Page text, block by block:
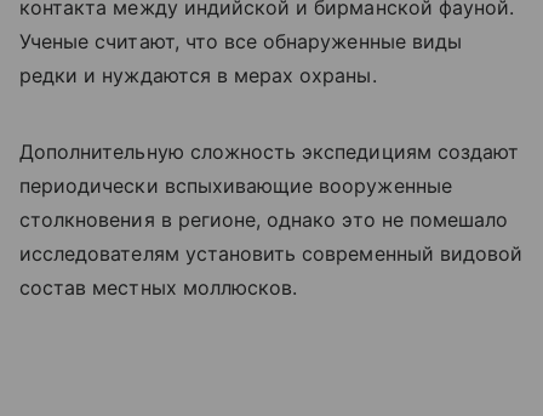
контакта между индийской и бирманской фауной.
Ученые считают, что все обнаруженные виды
редки и нуждаются в мерах охраны.
Дополнительную сложность экспедициям создают
периодически вспыхивающие вооруженные
столкновения в регионе, однако это не помешало
исследователям установить современный видовой
состав местных моллюсков.